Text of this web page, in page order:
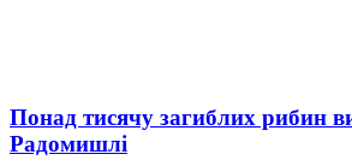
Понад тисячу загиблих рибин
Радомишлі